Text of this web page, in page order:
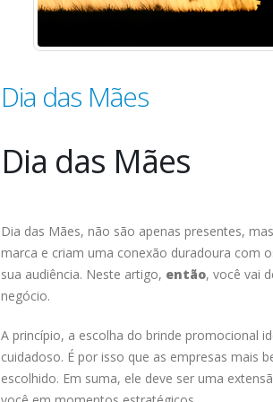
Dia das Mães
Dia das Mães
Dia das Mães, não são apenas presentes, mas
marca e criam uma conexão duradoura com
sua audiência. Neste artigo, então, você vai
negócio.
A princípio, a escolha do brinde promocional
cuidadoso. É por isso que as empresas mais
escolhido. Em suma, ele deve ser uma